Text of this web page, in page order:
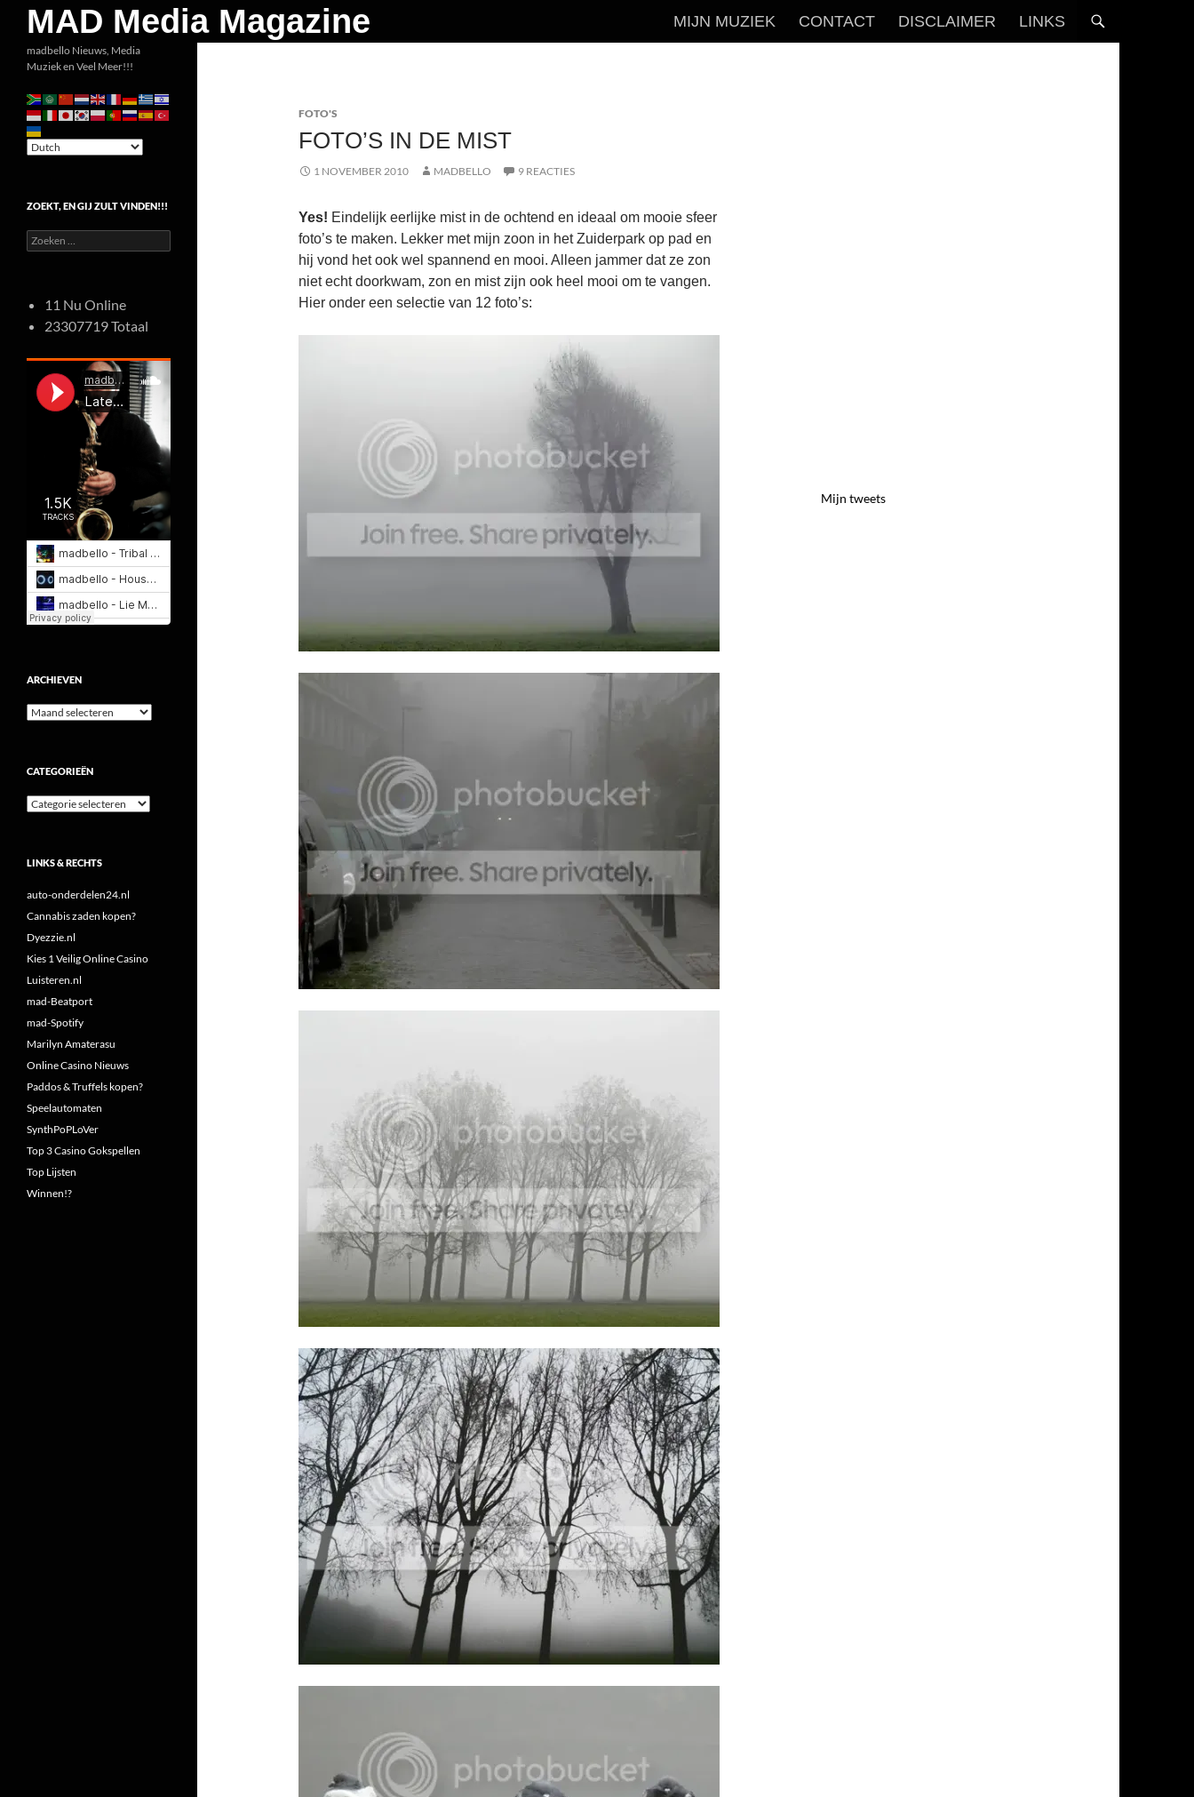
inhoud
MAD Media Magazine
Zoeken
MIJN MUZIEK CONTACT DISCLAIMER LINKS
FOTO'S
FOTO’S IN DE MIST
1 NOVEMBER 2010 MADBELLO 9 REACTIES
Yes! Eindelijk eerlijke mist in de ochtend en ideaal om mooie sfeer
foto’s te maken. Lekker met mijn zoon in het Zuiderpark op pad en
hij vond het ook wel spannend en mooi. Alleen jammer dat ze zon
niet echt doorkwam, zon en mist zijn ook heel mooi om te vangen.
Hier onder een selectie van 12 foto’s:
Mijn tweets
madbello Nieuws, Media
Muziek en Veel Meer!!!
ZOEKT, EN GIJ ZULT VINDEN!!!
Zoeken
naar:
11 Nu Online
23307719 Totaal
ARCHIEVEN
Archieven
CATEGORIEËN
Categorieën
LINKS & RECHTS
auto-onderdelen24.nl
Cannabis zaden kopen?
Dyezzie.nl
Kies 1 Veilig Online Casino
Luisteren.nl
mad-Beatport
mad-Spotify
Marilyn Amaterasu
Online Casino Nieuws
Paddos & Truffels kopen?
Speelautomaten
SynthPoPLoVer
Top 3 Casino Gokspellen
Top Lijsten
Winnen!?